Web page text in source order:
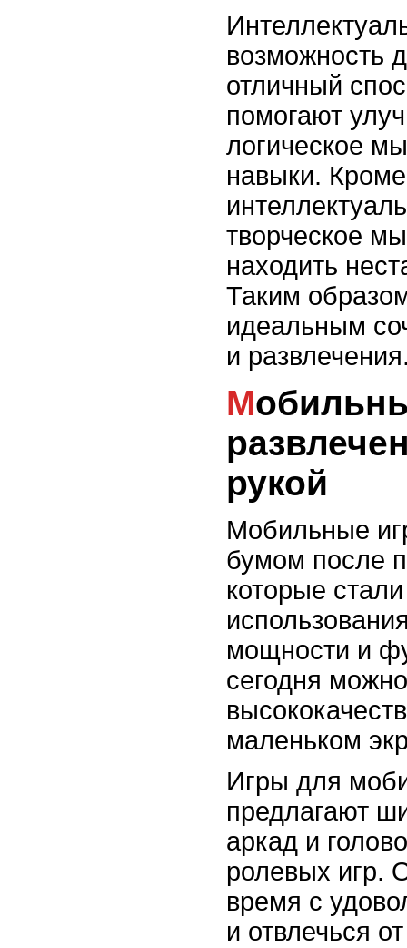
возможность
отличный
помогают
логическое
навыки. Кроме
творческое
находить
Таким
идеальным
и
Мобильные игры:
рукой
Мобильные
бумом после
которые
мощности и
сегодня
маленьком
Игры для
предлагают
аркад и
ролевых игр.
время с
и отвлечься